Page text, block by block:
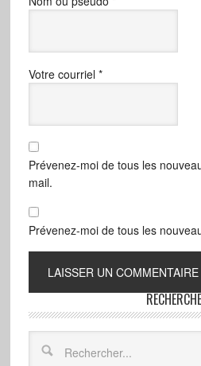
Votre courriel *
Prévenez-moi de tous les
mail.
Prévenez-moi de tous les